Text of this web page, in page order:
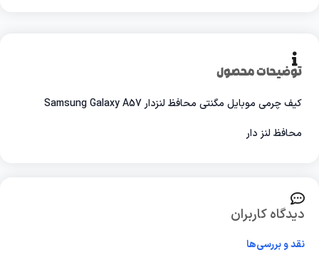
توضیحات محصول
کیف چرمی موبایل مگنتی محافظ لنزدار Samsung Galaxy A57
محافظ لنز دار
دیدگاه کاربران
نقد و بررسی‌ها